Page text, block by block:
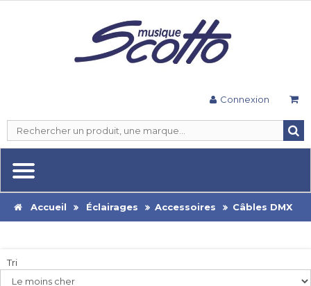
Connexion
Accueil Éclairages Accessoires Câbles DMX
Tri